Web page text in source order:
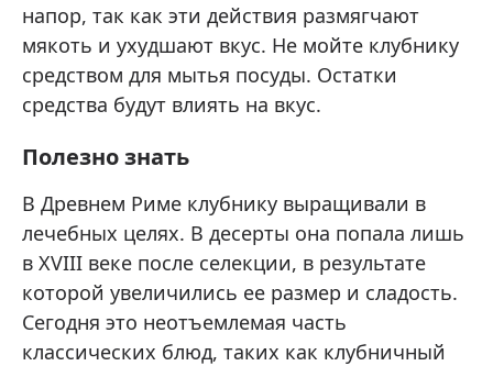
напор, так как эти действия размягчают
мякоть и ухудшают вкус. Не мойте клубнику
средством для мытья посуды. Остатки
средства будут влиять на вкус.
Полезно знать
В Древнем Риме клубнику выращивали в
лечебных целях. В десерты она попала лишь
в XVIII веке после селекции, в результате
которой увеличились ее размер и сладость.
Сегодня это неотъемлемая часть
классических блюд, таких как клубничный